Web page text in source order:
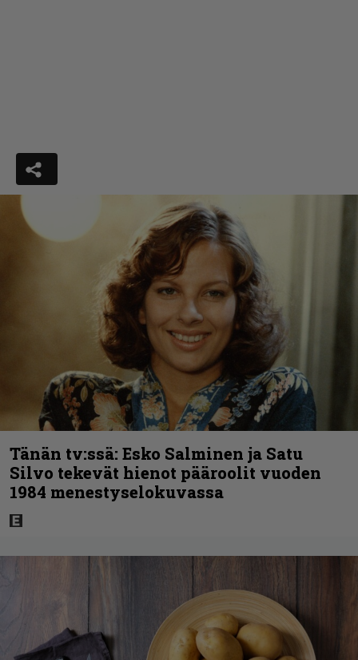
Tänän tv:ssä: Esko Salminen ja Satu
Silvo tekevät hienot pääroolit vuoden
1984 menestyselokuvassa